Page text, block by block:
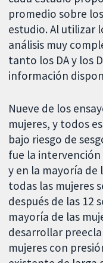
promedio sobre
estudio. Al utilizar
análisis muy
tanto los DA y los
información
Nueve de los
mujeres, y todos
bajo riesgo de
fue la intervención
y en la mayoría de
todas las mujeres
después de las 12
mayoría de las
desarrollar
mujeres con